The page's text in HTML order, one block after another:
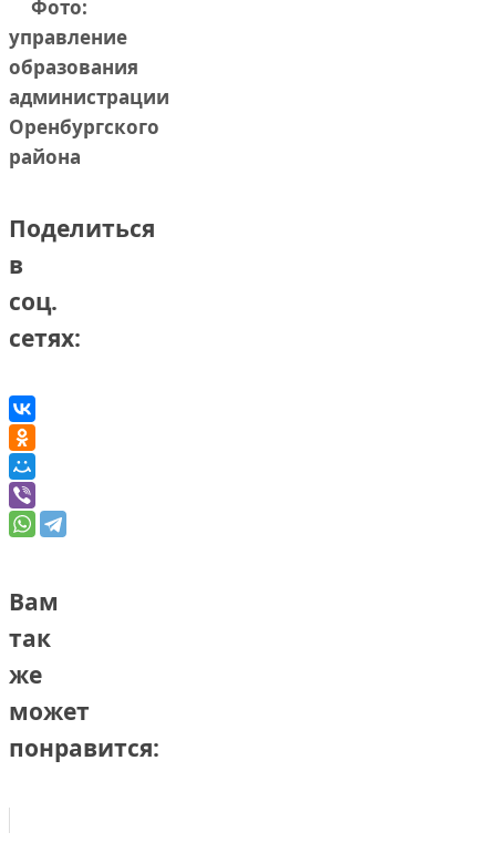
Фото:
управление
образования
администрации
Оренбургского
района
Поделиться
в
соц.
сетях:
Вам
так
же
может
понравится: